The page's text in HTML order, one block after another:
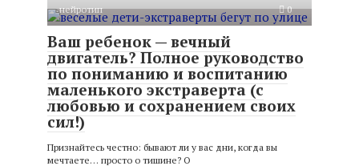
нейротип
0
Ваш ребенок — вечный
двигатель? Полное руководство
по пониманию и воспитанию
маленького экстраверта (с
любовью и сохранением своих
сил!)
Признайтесь честно: бывают ли у вас дни, когда вы
мечтаете… просто о тишине? О